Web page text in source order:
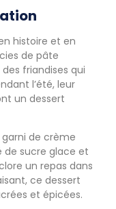
histoire et en
de pâte
friandises qui
l’été, leur
un dessert
de crème
de sucre glace et
un repas dans
ce dessert
et épicées.